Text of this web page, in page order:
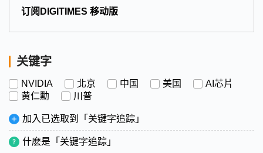
订阅DIGITIMES 移动版
关键字
NVIDIA 北京 中国 美国
AI芯片
黄仁勳
川普
加入已选取到「关键字追踪」
什麽是「关键字追踪」